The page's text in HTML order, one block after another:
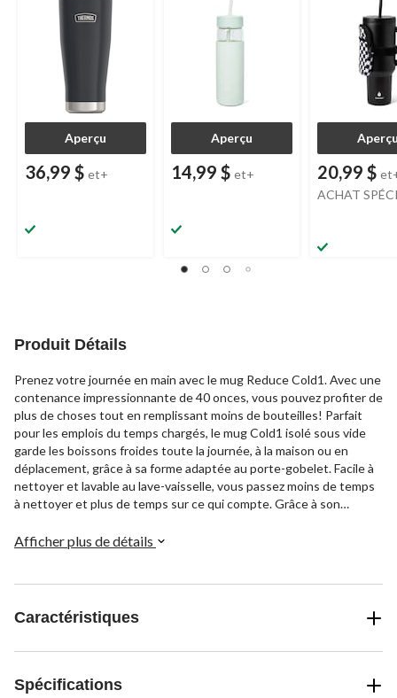
verrouillable, sans
BPA, choix de
couleurs, 18 oz
Aperçu
36,99 $ et+
Aperçu
14,99 $ et+ 20,99 $
ACHAT
Produit Détails
Prenez votre journée en main avec le mug Reduce Cold1. Avec une
contenance impressionnante de 40 onces, vous pouvez profiter de
plus de choses tout en remplissant moins de bouteilles! Parfait
pour les emplois du temps chargés, le mug Cold1 isolé sous vide
garde les boissons froides toute la journée, à la maison ou en
déplacement, grâce à sa forme adaptée au porte-gobelet. Facile à
nettoyer et lavable au lave-vaisselle, vous passez moins de temps
à nettoyer et plus de temps sur ce qui compte. Grâce à son
tranquillement, de prendre un verre ou de vous hydrater à toute
Afficher plus de détails
Caractéristiques
Spécifications